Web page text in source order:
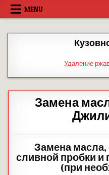
Skip
MENU
Удаление
Замена
Замена
сливной пробки и
(при